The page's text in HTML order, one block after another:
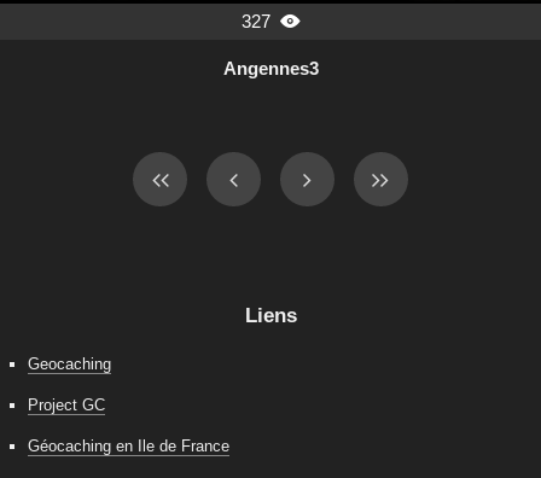
327 
Angennes3
Liens
Geocaching
Project GC
Géocaching en Ile de France